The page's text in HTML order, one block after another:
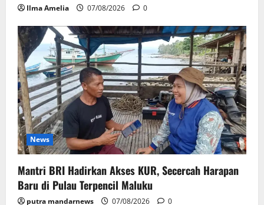
Ilma Amelia 07/08/2026 0
News
Mantri BRI Hadirkan Akses KUR, Secercah Harapan
Baru di Pulau Terpencil Maluku
putra mandarnews 07/08/2026 0